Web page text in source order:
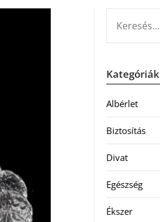
Kategóriák
Albérlet
Biztosítás
Divat
Egészség
Ékszer